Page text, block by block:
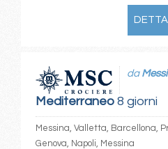
Mediterraneo8 giorni
da
Messina, Valletta, Barcellona,
Genova, Napoli, Messina